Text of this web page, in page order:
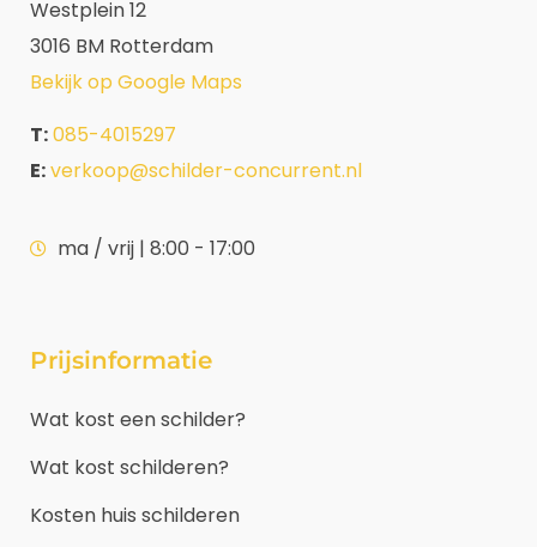
Westplein 12
3016 BM Rotterdam
Bekijk op Google Maps
T:085-4015297
E:verkoop@schilder-concurrent.nl
ma / vrij | 8:00 - 17:00
Prijsinformatie
Wat kost een schilder?
Wat kost schilderen?
Kosten huis schilderen